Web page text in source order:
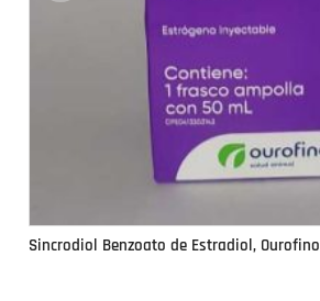
Sincrodiol Benzoato de Estradiol, Ourofino